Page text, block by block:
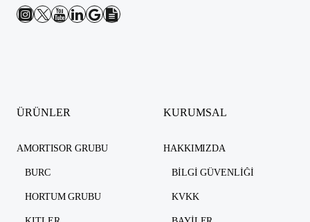
ÜRÜNLER
AMORTISOR GRUBU
BURC
HORTUM GRUBU
KURUMSAL
HAKKIMIZDA
BILGI GÜVENLIĞI
KVKK